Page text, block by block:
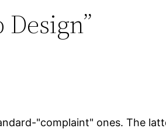
"complaint" ones. The